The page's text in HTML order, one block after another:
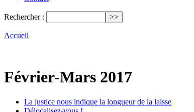
Rechercher :
Accueil
Février-Mars 2017
La justice nous indique la longueur de la laisse